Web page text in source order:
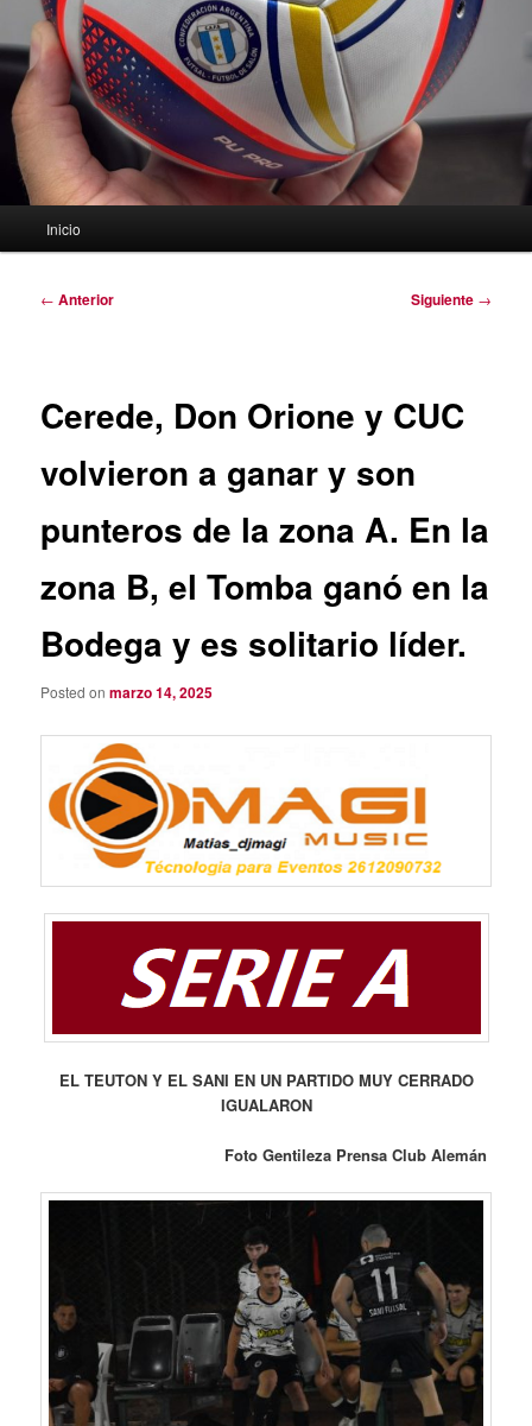
Inicio
Navegación
← Anterior Siguiente →
Cerede, Don Orione y CUC
volvieron a ganar y son
punteros de la zona A. En la
zona B, el Tomba ganó en la
Bodega y es solitario líder.
Posted onmarzo 14, 2025
EL TEUTON Y EL SANI EN UN PARTIDO MUY CERRADO
IGUALARON
Foto Gentileza Prensa Club Alemán